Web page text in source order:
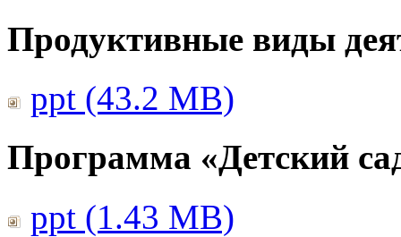
Продуктивные виды
ppt (43.2 MB)
Программа «Детский
ppt (1.43 MB)